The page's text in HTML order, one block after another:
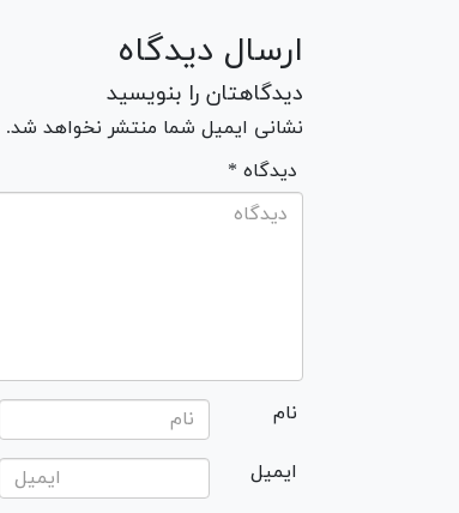
ارسال دیدگاه
دیدگاهتان را بنویسید
نشانی ایمیل شما منتشر نخواهد
* دیدگاه
نام
ایمیل